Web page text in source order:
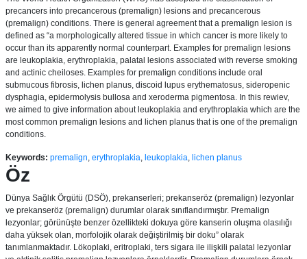
precancers into precancerous (premalign) lesions and precancerous
(premalign) conditions. There is general agreement that a premalign lesion is
defined as “a morphologically altered tissue in which cancer is more likely to
occur than its apparently normal counterpart. Examples for premalign lesions
are leukoplakia, erythroplakia, palatal lesions associated with reverse smoking
and actinic cheiloses. Examples for premalign conditions include oral
submucous fibrosis, lichen planus, discoid lupus erythematosus, sideropenic
dysphagia, epidermolysis bullosa and xeroderma pigmentosa. In this rewiev,
we aimed to give information about leukoplakia and erythroplakia which are the
most common premalign lesions and lichen planus that is one of the premalign
conditions.
Keywords: premalign, erythroplakia, leukoplakia, lichen planus
Öz
Dünya Sağlık Örgütü (DSÖ), prekanserleri; prekanseröz (premalign) lezyonlar
ve prekanseröz (premalign) durumlar olarak sınıflandırmıştır. Premalign
lezyonlar; görünüşte benzer özellikteki dokuya göre kanserin oluşma olasılığı
daha yüksek olan, morfolojik olarak değiştirilmiş bir doku” olarak
tanımlanmaktadır. Lökoplaki, eritroplaki, ters sigara ile ilişkili palatal lezyonlar